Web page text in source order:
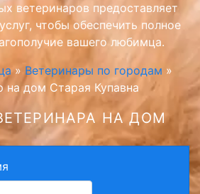
ветеринаров предоставляет
чтобы обеспечить полное
вашего любимца.
» Ветеринары по городам »
на дом Старая Купавна
НА ДОМ